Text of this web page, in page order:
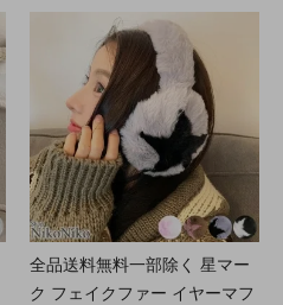
全品送料無料一部除く 星マー
ク フェイクファー イヤーマフ